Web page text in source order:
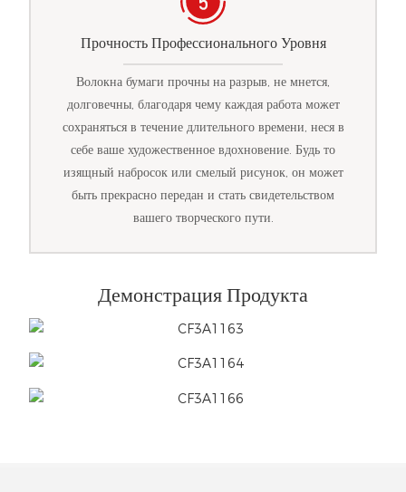
Прочность Профессионального Уровня
Волокна бумаги прочны на разрыв, не мнется,
долговечны, благодаря чему каждая работа может
сохраняться в течение длительного времени, неся в
себе ваше художественное вдохновение. Будь то
изящный набросок или смелый рисунок, он может
быть прекрасно передан и стать свидетельством
вашего творческого пути.
Демонстрация Продукта